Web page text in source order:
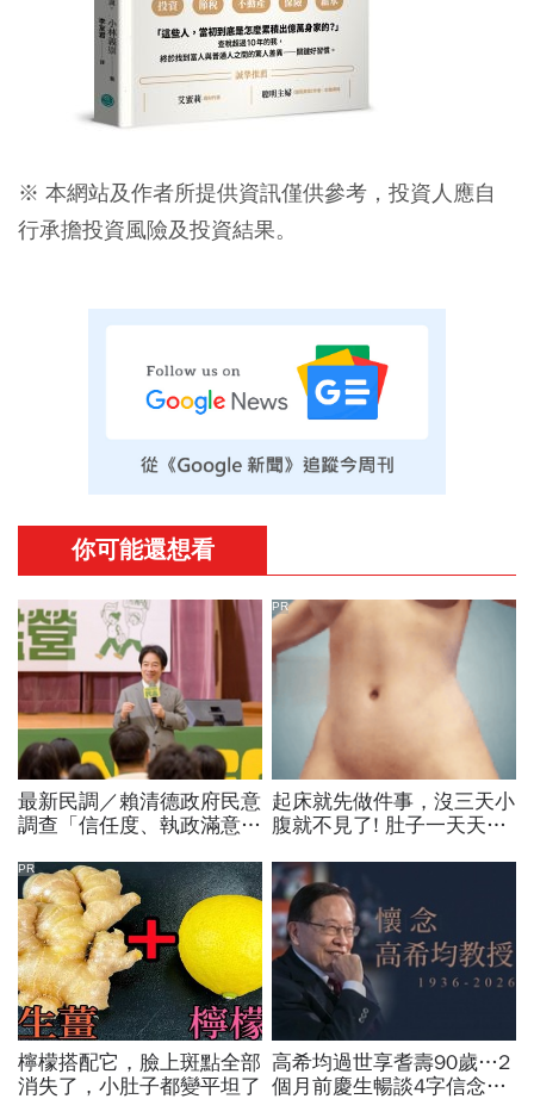
※ 本網站及作者所提供資訊僅供參考，投資人應自
行承擔投資風險及投資結果。